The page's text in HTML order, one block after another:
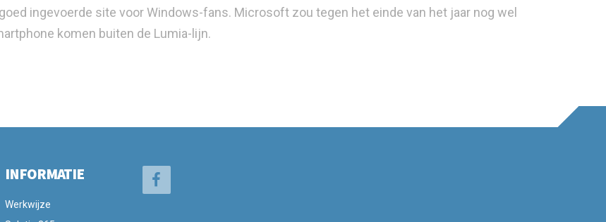
ingevoerde site voor Windows-fans. Microsoft zou tegen het einde van het jaar nog wel
komen buiten de Lumia-lijn.
INFORMATIE
Werkwijze